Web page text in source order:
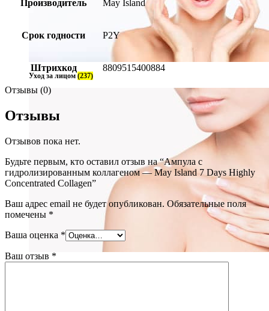
Уход за лицом (237)
Производитель May Island
Срок годности P2Y
Штрихкод 8809515400884
Отзывы (0)
Отзывы
Отзывов пока нет.
Будьте первым, кто оставил отзыв на “Ампула с
гидролизированным коллагеном — May Island 7 Days Highly
Concentrated Collagen”
Ваш адрес email не будет опубликован. Обязательные поля
помечены *
Ваша оценка *
Ваш отзыв *